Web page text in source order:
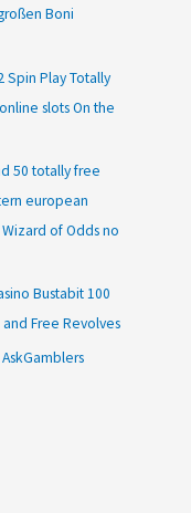
Boni
Spin Play Totally
slots On the
50 totally free
european
of Odds no
Bustabit 100
Free Revolves